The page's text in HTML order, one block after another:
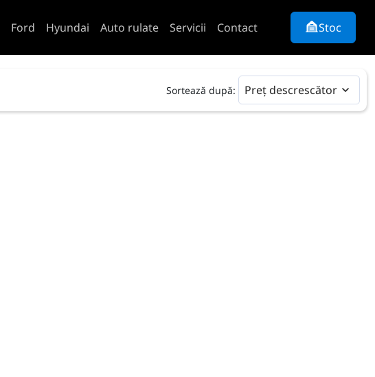
Ford Hyundai Auto rulate Servicii Contact Stoc
Sortează după: Preț descrescător